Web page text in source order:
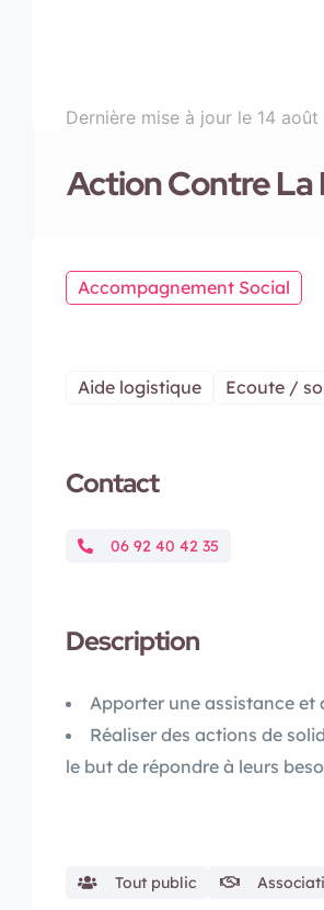
Dernière mise à jour le 14
Action Contre La
Accompagnement Social
Aide logistique Ecoute /
Contact
06 92 40 42 35
Description
Apporter une assistance
Réaliser des actions de
le but de répondre à leurs
Tout public